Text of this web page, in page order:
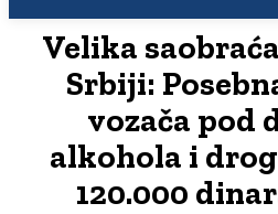
Velika
Srbiji:
vozača pod
alkohola i
120.000